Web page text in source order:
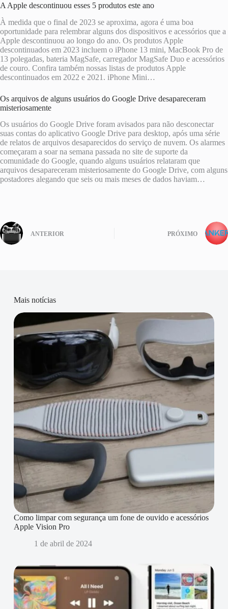
A Apple descontinuou esses 5 produtos este ano
À medida que o final de 2023 se aproxima, agora é uma boa
oportunidade para relembrar alguns dos dispositivos e acessórios que a
Apple descontinuou ao longo do ano. Os produtos Apple
descontinuados em 2023 incluem o iPhone 13 mini, MacBook Pro de
13 polegadas, bateria MagSafe, carregador MagSafe Duo e acessórios
de couro. Confira também nossas listas de produtos Apple
descontinuados em 2022 e 2021. iPhone Mini…
Os arquivos de alguns usuários do Google Drive desapareceram
misteriosamente
Os usuários do Google Drive foram avisados ​​para não desconectar
suas contas do aplicativo Google Drive para desktop, após uma série
de relatos de arquivos desaparecidos do serviço de nuvem. Os alarmes
começaram a soar na semana passada no site de suporte da
comunidade do Google, quando alguns usuários relataram que
arquivos desapareceram misteriosamente do Google Drive, com alguns
postadores alegando que seis ou mais meses de dados haviam…
ANTERIOR PRÓXIMO
Mais notícias
Como limpar com segurança um fone de ouvido e acessórios
Apple Vision Pro
1 de abril de 2024